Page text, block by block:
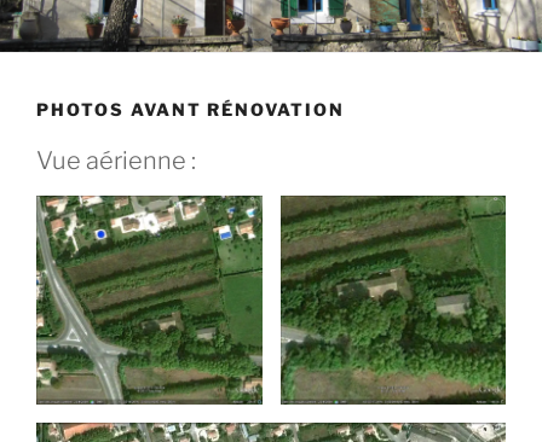
PHOTOS AVANT RÉNOVATION
Vue aérienne :